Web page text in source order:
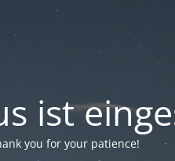
ist
you for your patience!